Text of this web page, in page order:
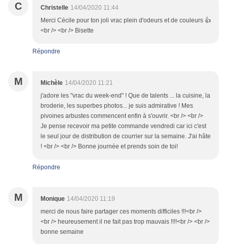
C Christelle 14/04/2020 11:44
Merci Cécile pour ton joli vrac plein d'odeurs et de couleurs 👍
<br /> <br /> Bisette
Répondre
M Michèle 14/04/2020 11:21
j'adore les "vrac du week-end" ! Que de talents ... la cuisine, la
broderie, les superbes photos... je suis admirative ! Mes
pivoines arbustes commencent enfin à s'ouvrir. <br /> <br />
Je pense recevoir ma petite commande vendredi car ici c'est
le seul jour de distribution de courrier sur la semaine. J'ai hâte
! <br /> <br /> Bonne journée et prends soin de toi!
Répondre
M Monique 14/04/2020 11:19
merci de nous faire partager ces moments difficiles !!!<br />
<br /> heureusement il ne fait pas trop mauvais !!!!<br /> <br />
bonne semaine